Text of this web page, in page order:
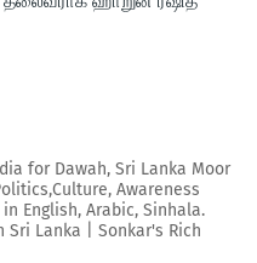
for Dawah, Sri Lanka Moor
Awareness
English, Arabic, Sinhala.
Lanka | Sonkar's Rich